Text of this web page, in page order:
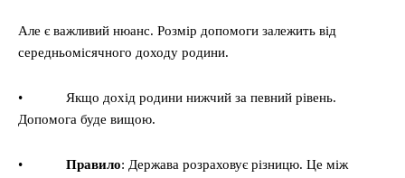
Але є важливий нюанс. Розмір допомоги залежить від
середньомісячного доходу родини.
• Якщо дохід родини нижчий за певний рівень.
Допомога буде вищою.
• Правило: Держава розраховує різницю. Це між